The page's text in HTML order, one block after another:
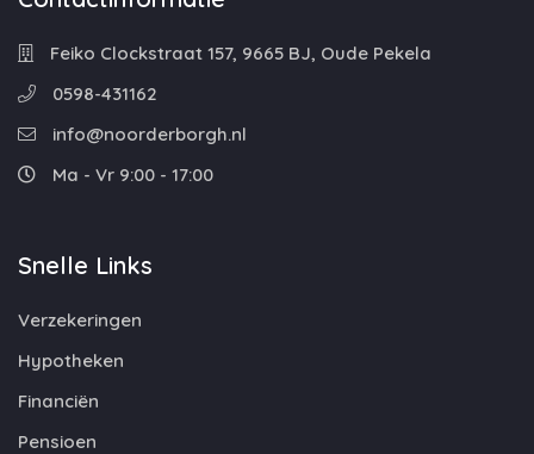
Feiko Clockstraat 157, 9665 BJ, Oude Pekela
0598-431162
info@noorderborgh.nl
Ma - Vr 9:00 - 17:00
Snelle Links
Verzekeringen
Hypotheken
Financiën
Pensioen